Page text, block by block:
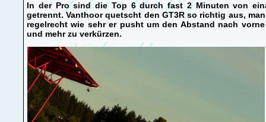
In der Pro sind die Top 6 durch fast 2 Minuten von
getrennt. Vanthoor quetscht den GT3R so richtig aus,
regelrecht wie sehr er pusht um den Abstand nach vorne
und mehr zu verkürzen.